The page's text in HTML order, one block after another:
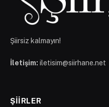
Şiirsiz kalmayın!
İletişim: iletisim@siirhane.net
ŞIIRLER